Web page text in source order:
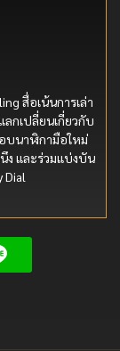
สื่อเน้นการเล่า
ลกเปลี่ยนเกี่ยวกับ
บนาฬิกามือใหม่
ง และร่วมแบ่งบัน